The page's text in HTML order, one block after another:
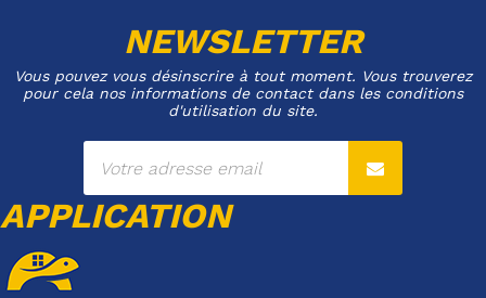
NEWSLETTER
Vous pouvez vous désinscrire à tout moment. Vous trouverez
pour cela nos informations de contact dans les conditions
d'utilisation du site.
APPLICATION